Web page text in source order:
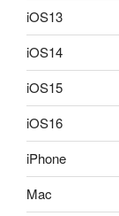
iOS13
iOS14
iOS15
iOS16
iPhone
Mac